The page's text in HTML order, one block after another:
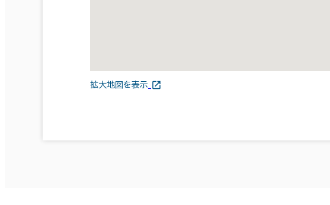
拡大地図を表示